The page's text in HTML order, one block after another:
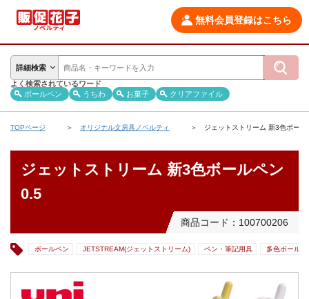
無料会員登録はこちら
詳細検索
よく検索されているワード
ボールペン
うちわ お菓子 クリアファイル
TOPページ オリジナル文房具ノベルティ ジェットストリーム 新3色ボー
ジェットストリーム 新3色ボールペン
0.5
商品コード：100700206
ボールペン JETSTREAM(ジェットストリーム) ペン・筆記用具 多色ボールペ